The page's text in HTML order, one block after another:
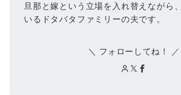
旦那と嫁という立場を入れ替えながら
いるドタバタファミリーの夫です。
＼ フォローしてね！ ／